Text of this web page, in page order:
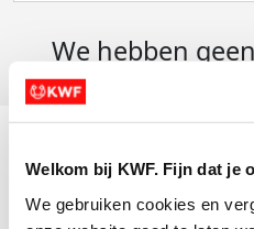
Welkom bij KWF. Fijn dat je
We gebruiken cookies en
We hebben
Actiematerialen
Evenementen